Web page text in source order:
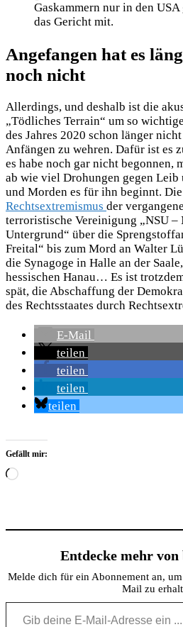
Gaskammern nur in den
das Gericht mit.
Angefangen hat es
noch nicht
Allerdings, und deshalb ist die
„Tödliches Terrain“ um so
des Jahres 2020 schon länger
Anfängen zu wehren. Dafür ist es
es habe noch gar nicht begonnen,
ab wie viel Drohungen gegen Leib
und Morden es für ihn beginnt. Die
Rechtsextremismus der
terroristische Vereinigung „NSU
Untergrund“ über die
Freital“ bis zum Mord an Walter
die Synagoge in Halle an der
hessischen Hanau… Es ist
spät, die Abschaffung der
des Rechtsstaates durch
E-Mail
teilen
teilen
teilen
teilen
Gefällt mir:
Wird
Entdecke mehr
Melde dich für ein Abonnement an,
Mail zu
Gib deine E-Mail-Adresse ein ...